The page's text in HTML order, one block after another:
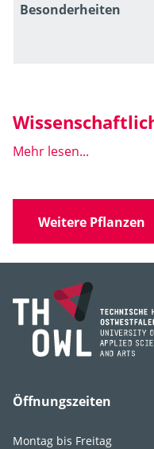
Besonder­heiten
Mehr lesen...
Name
Familie
Gattung
Weitere Pflanzen
Öffnungszeiten
Montag bis Freitag